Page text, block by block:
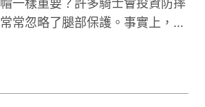
常忽略了腿部保護。事實上，大
車事故傷亡中，頭部仍是最高致